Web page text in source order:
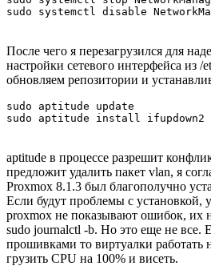
sudo systemctl disable
После чего я перезагрузился для
настройки сетевого интерфейса из /
обновляем репозитории и
sudo aptitude update
sudo aptitude install ifupdown2
aptitude в процессе разрешит
предложит удалить пакет vlan, я
Proxmox 8.1.3 был благополучно
Если будут проблемы с установкой,
proxmox не показывают ошибок, их
sudo journalctl -b. Но это еще не все.
прошивками то виртуалки работать
грузить CPU на 100% и висеть.